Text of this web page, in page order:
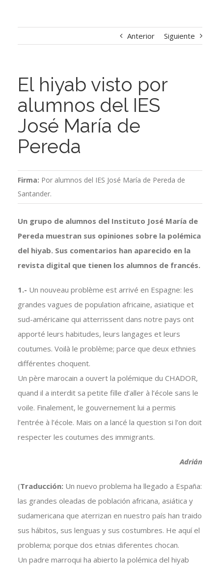
Anterior Siguiente
El hiyab visto por
alumnos del IES
José María de
Pereda
Firma: Por alumnos del IES José María de Pereda de
Santander.
Un grupo de alumnos del Instituto José María de
Pereda muestran sus opiniones sobre la polémica
del hiyab. Sus comentarios han aparecido en la
revista digital que tienen los alumnos de francés.
1.- Un nouveau problème est arrivé en Espagne: les
grandes vagues de population africaine, asiatique et
sud-américaine qui atterrissent dans notre pays ont
apporté leurs habitudes, leurs langages et leurs
coutumes. Voilà le problème; parce que deux ethnies
différentes choquent.
Un père marocain a ouvert la polémique du CHADOR,
quand il a interdit sa petite fille d’aller à l’école sans le
voile. Finalement, le gouvernement lui a permis
l’entrée à l’école. Mais on a lancé la question si l’on doit
respecter les coutumes des immigrants.
Adrián
(Traducción: Un nuevo problema ha llegado a España:
las grandes oleadas de población africana, asiática y
sudamericana que aterrizan en nuestro país han traido
sus hábitos, sus lenguas y sus costumbres. He aquí el
problema; porque dos etnias diferentes chocan.
Un padre marroqui ha abierto la polémica del hiyab